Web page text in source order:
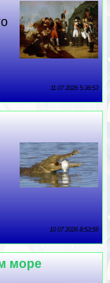
11 07 2026 5:36:53
10 07 2026 8:53:59
море